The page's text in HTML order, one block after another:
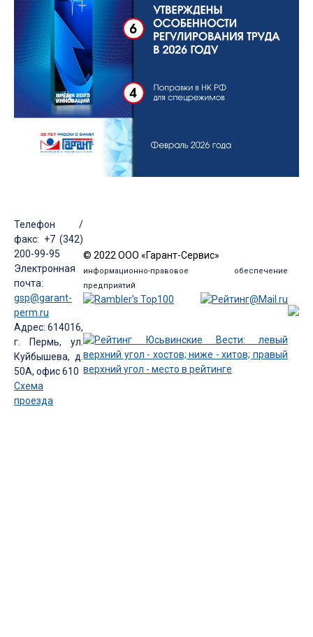
Телефон /
факс: +7 (342)
200-99-95
Электронная
почта:
gsp@garant-
perm.ru
Адрес: 614016,
г. Пермь, ул.
Куйбышева, д.
50А, офис 610
Схема
проезда
© 2022 ООО «Гарант-Сервис»
информационно-правовое обеспечение
предприятий